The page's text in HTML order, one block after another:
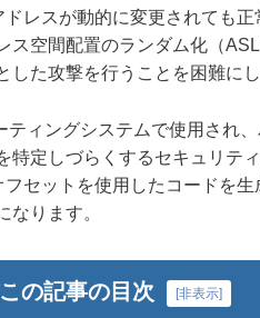
レスが動的に変更されても
空間配置のランダム化（
た攻撃を行うことを困難にし
ィングシステムで使用され
特定しづらくするセキュリテ
セットを使用したコードを
なります。
この記事の目次 [非表示]